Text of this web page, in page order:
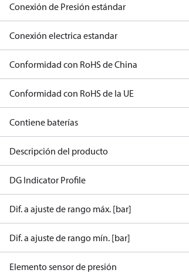
Conexión de Presión estándar
Conexión electrica estandar
Conformidad con RoHS de China
Conformidad con RoHS de la UE
Contiene baterías
Descripción del producto
DG Indicator Profile
Dif. a ajuste de rango máx. [bar]
Dif. a ajuste de rango mín. [bar]
Elemento sensor de presión